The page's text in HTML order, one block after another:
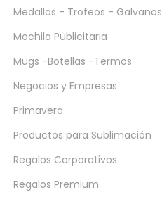
Medallas - Trofeos - Galvanos
Mochila Publicitaria
Mugs -Botellas -Termos
Negocios y Empresas
Primavera
Productos para Sublimación
Regalos Corporativos
Regalos Premium